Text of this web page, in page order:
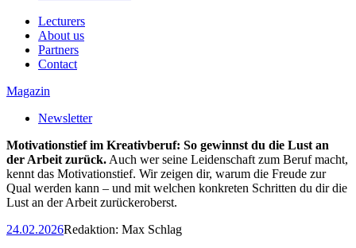
Lecturers
About us
Partners
Contact
Magazin
Newsletter
Motivationstief im Kreativberuf: So gewinnst du die Lust an
der Arbeit zurück. Auch wer seine Leidenschaft zum Beruf macht,
kennt das Motivationstief. Wir zeigen dir, warum die Freude zur
Qual werden kann – und mit welchen konkreten Schritten du dir die
Lust an der Arbeit zurückeroberst.
24.02.2026Redaktion: Max Schlag